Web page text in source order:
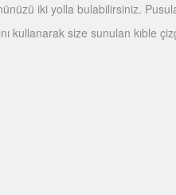
iki yolla bulabilirsiniz.
kullanarak size sunulan kıble